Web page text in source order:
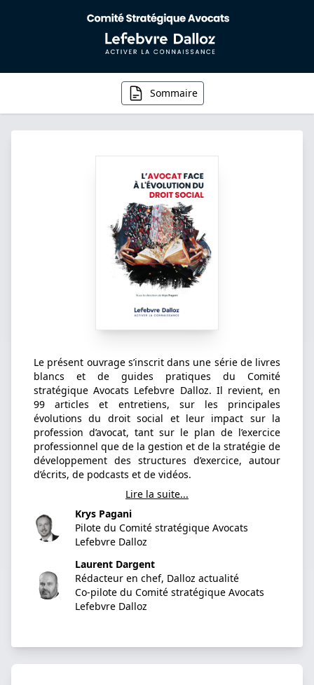
Sommaire
Le présent ouvrage s’inscrit dans une série de livres
blancs et de guides pratiques du Comité
stratégique Avocats Lefebvre Dalloz. Il revient, en
99 articles et entretiens, sur les principales
évolutions du droit social et leur impact sur la
profession d’avocat, tant sur le plan de l’exercice
professionnel que de la gestion et de la stratégie de
développement des structures d’exercice, autour
d’écrits, de podcasts et de vidéos.
Lire la suite...
Krys Pagani
Pilote du Comité stratégique Avocats
Lefebvre Dalloz
Laurent Dargent
Rédacteur en chef, Dalloz actualité
Co-pilote du Comité stratégique Avocats
Lefebvre Dalloz